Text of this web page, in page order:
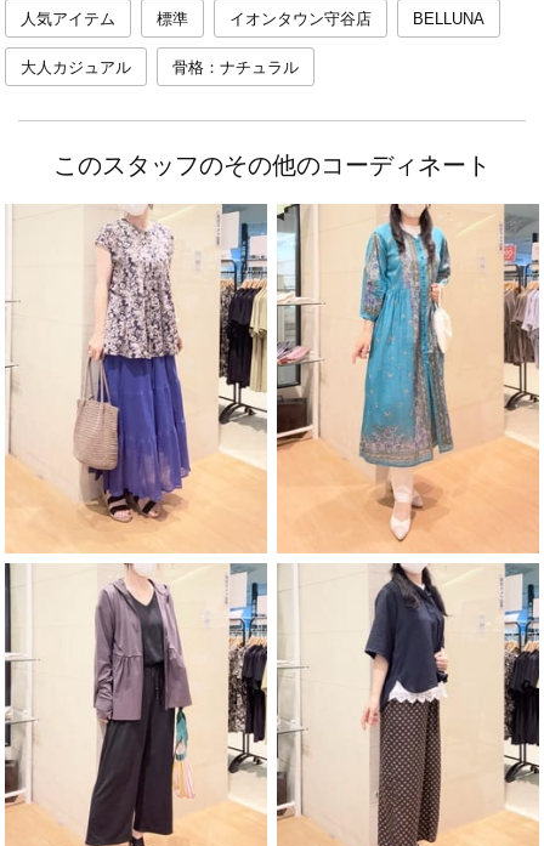
人気アイテム 標準 イオンタウン守谷店 BELLUNA
大人カジュアル 骨格：ナチュラル
このスタッフのその他のコーディネート